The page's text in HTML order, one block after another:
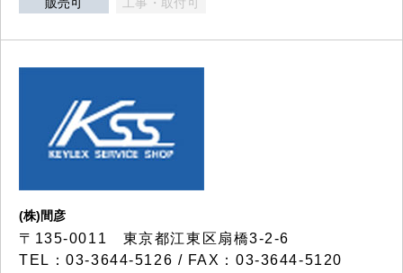
(株)間彦
〒135-0011 東京都江東区扇橋3-2-6
TEL：03-3644-5126 / FAX：03-3644-5120